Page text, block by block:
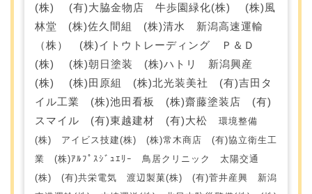
(株) (有)大脇金物店 牛歩園緑化(株) (株)風
林堂 (株)佐久間組 (株)清水 新潟高速運輸
（株） (株)イトウトレーディング Ｐ＆Ｄ
(株) (株)朝日塗装 (株)ハトリ 新潟興産
(株) (株)田原組 (株)北光装美社 (有)吉田タ
イル工業 (株)池田看板 (株)齋藤塗装店 (有)
スマイル (有)東越建材 (有)大松 環境整備
(株) アイビス技建(株) (株)常木商店 (有)協立衛生工
業 (株)ｱﾙﾌﾟｽｼﾞｭｴﾘｰ 鳥居クリニック 太陽交通
(株) (有)共栄電気 渡辺製菓(株) (有)菅井産興 新潟